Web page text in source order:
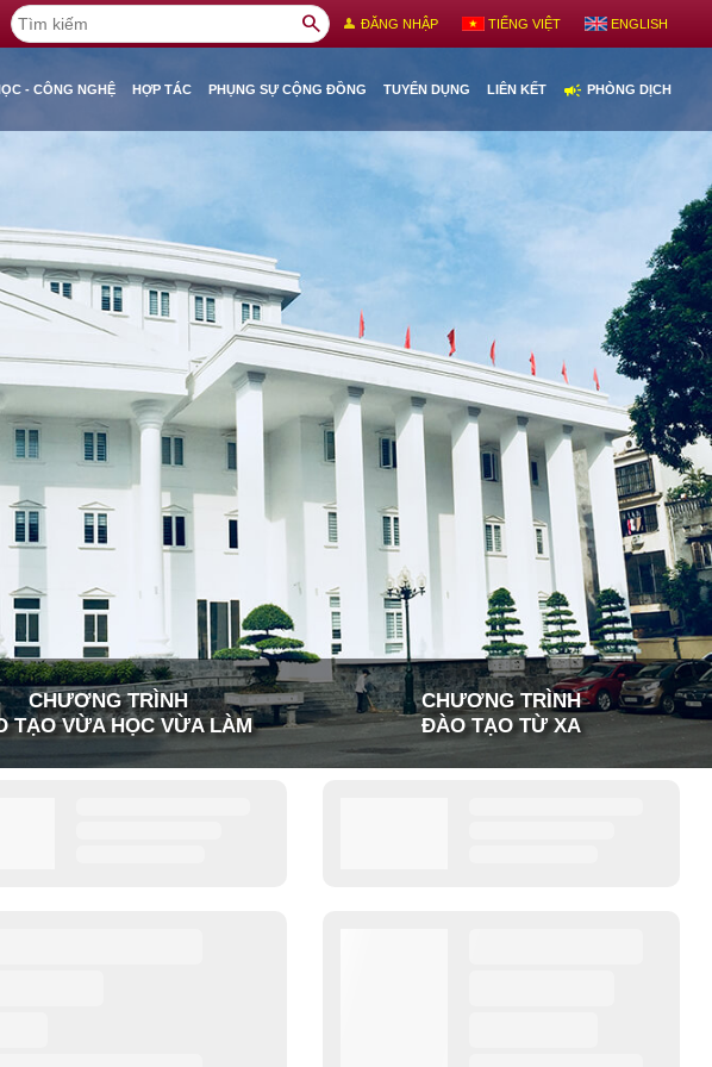
search person ĐĂNG NHẬP TIẾNG VIỆT ENGLISH
- CÔNG NGHỆ HỢP TÁC PHỤNG SỰ CỘNG ĐỒNG TUYỂN DỤNG LIÊN KẾT campaign PHÒNG DỊCH
CHƯƠNG TRÌNH
TẠO VỪA HỌC VỪA LÀM
CHƯƠNG TRÌNH
ĐÀO TẠO TỪ XA